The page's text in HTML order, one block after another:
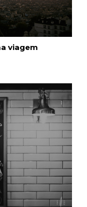
viagem